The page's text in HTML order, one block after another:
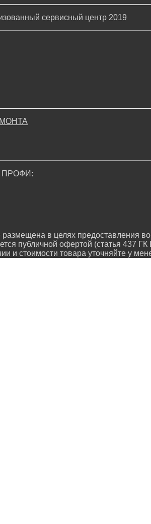
сервисный центр 2019
ПРОФИ:
в целях предоставления
публичной офертой (статья 437
и стоимости товара уточняйте у